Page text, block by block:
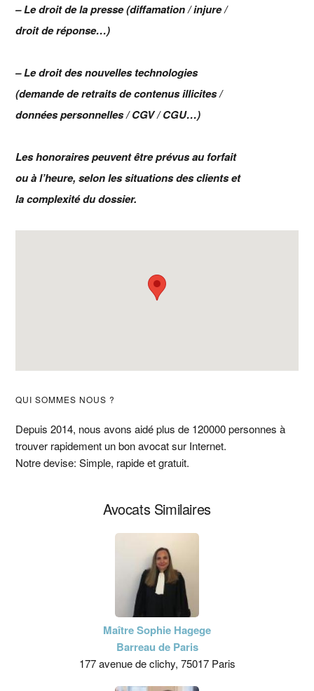
– Le droit de la presse (diffamation / injure /
droit de réponse…)
– Le droit des nouvelles technologies
(demande de retraits de contenus illicites /
données personnelles / CGV / CGU…)
Les honoraires peuvent être prévus au forfait
ou à l’heure, selon les situations des clients et
la complexité du dossier.
Barre
latérale
principale
QUI SOMMES NOUS ?
Depuis 2014, nous avons aidé plus de 120000 personnes à
trouver rapidement un bon avocat sur Internet.
Notre devise: Simple, rapide et gratuit.
Avocats Similaires
Maître Sophie Hagege
Barreau de Paris
177 avenue de clichy, 75017 Paris